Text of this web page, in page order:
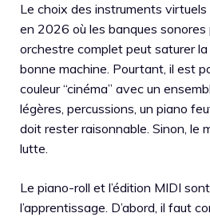
Le choix des instruments
en 2026 où les banques sonores
orchestre complet peut saturer
bonne machine. Pourtant, il est
couleur “cinéma” avec un
légères, percussions, un piano
doit rester raisonnable. Sinon, le
lutte.
Le piano-roll et l’édition MIDI
l’apprentissage. D’abord, il faut